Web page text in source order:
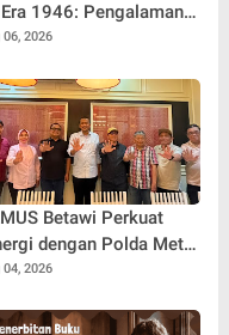
1946: Pengalaman
Radityo Kusuma
dalam Film 'Fajar
Merah'
06, 2026
Betawi Perkuat
dengan Polda Metro
Tegaskan Komitmen
dan Kondusif Jelang
04, 2026